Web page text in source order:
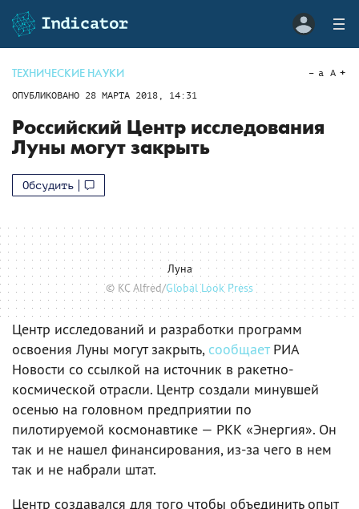
ТЕХНИЧЕСКИЕ НАУКИ
ОПУБЛИКОВАНО 28 МАРТА 2018, 14:31
a A
Российский Центр исследования
Луны могут закрыть
Обсудить
Луна
© KC Alfred/Global Look Press
Центр исследований и разработки программ
освоения Луны могут закрыть, сообщаетРИА
Новости со ссылкой на источник в ракетно-
космической отрасли. Центр создали минувшей
осенью на головном предприятии по
пилотируемой космонавтике — РКК «Энергия». Он
так и не нашел финансирования, из-за чего в нем
так и не набрали штат.
Центр создавался для того чтобы объединить опыт